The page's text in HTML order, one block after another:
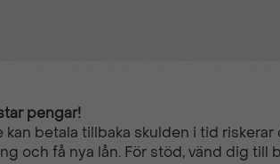
pengar!
kan betala tillbaka skulden i tid
och få nya lån. För stöd, vänd dig